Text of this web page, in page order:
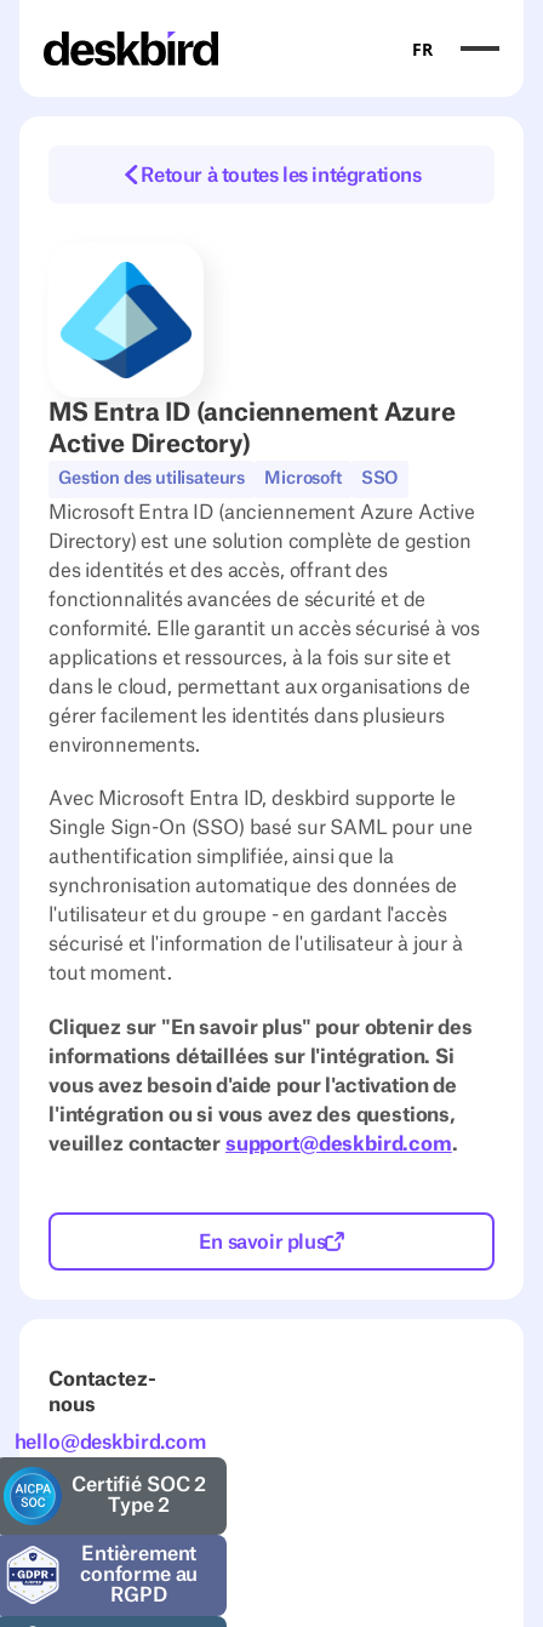
FR
Retour à toutes les intégrations
MS Entra ID (anciennement Azure
Active Directory)
Gestion des utilisateurs Microsoft SSO
Microsoft Entra ID (anciennement Azure Active
Directory) est une solution complète de gestion
des identités et des accès, offrant des
fonctionnalités avancées de sécurité et de
conformité. Elle garantit un accès sécurisé à vos
applications et ressources, à la fois sur site et
dans le cloud, permettant aux organisations de
gérer facilement les identités dans plusieurs
environnements.‍
Avec Microsoft Entra ID, deskbird supporte le
Single Sign-On (SSO) basé sur SAML pour une
authentification simplifiée, ainsi que la
synchronisation automatique des données de
l'utilisateur et du groupe - en gardant l'accès
sécurisé et l'information de l'utilisateur à jour à
tout moment.
Cliquez sur "En savoir plus" pour obtenir des
informations détaillées sur l'intégration. Si
vous avez besoin d'aide pour l'activation de
l'intégration ou si vous avez des questions,
veuillez contacter support@deskbird.com.
En savoir plus
Contactez-
nous
hello@deskbird.com
Certifié SOC 2
Type 2
Entièrement
conforme au
RGPD